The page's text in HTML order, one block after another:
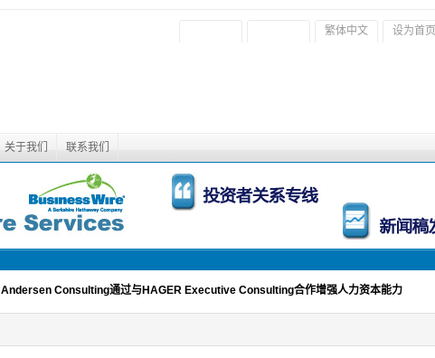
繁体中文 设为首页
关于我们 联系我们
Andersen Consulting通过与HAGER Executive Consulting合作增强人力资本能力